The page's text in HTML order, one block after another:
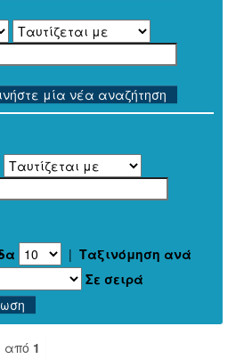
μία νέα αναζήτηση
| Ταξινόμηση ανά
Σε σειρά
από 1